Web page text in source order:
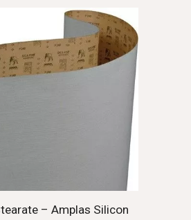
– Amplas Silicon